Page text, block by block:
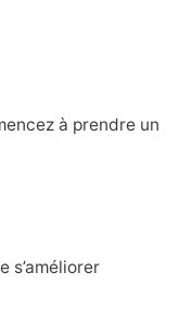
à prendre un
s’améliorer